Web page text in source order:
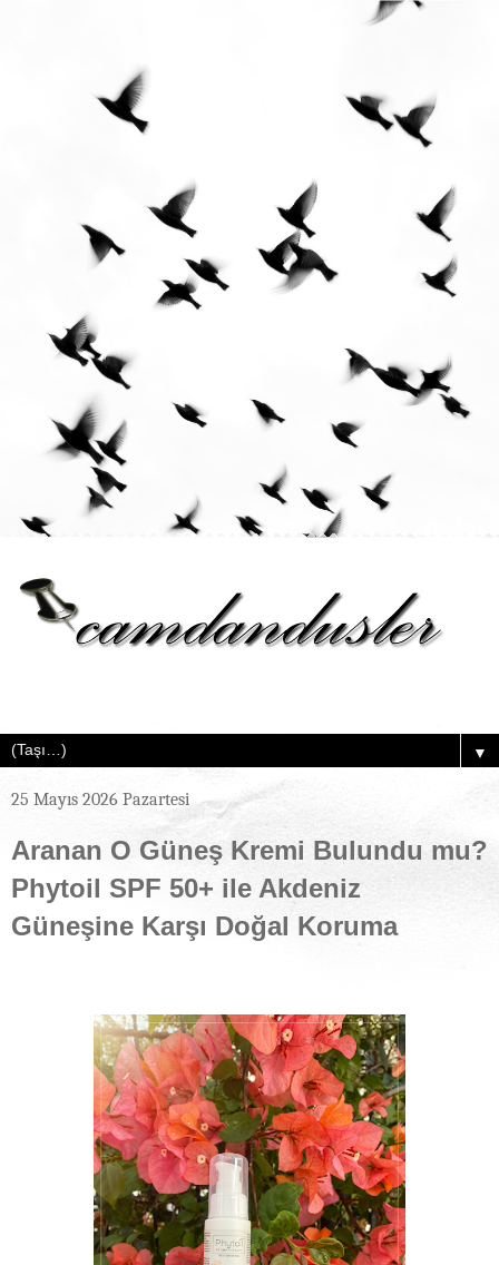
▼
25 Mayıs 2026 Pazartesi
Aranan O Güneş Kremi Bulundu mu?
Phytoil SPF 50+ ile Akdeniz
Güneşine Karşı Doğal Koruma